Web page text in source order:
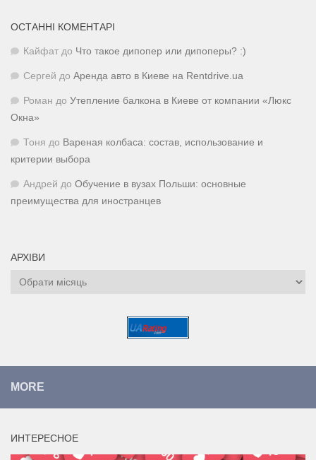
ОСТАННІ КОМЕНТАРІ
Кайфат до Что такое дипопер или дипоперы? :)
Сергей до Аренда авто в Киеве на Rentdrive.ua
Роман до Утепление балкона в Киеве от компании «Люкс
Окна»
Тоня до Вареная колбаса: состав, использование и
критерии выбора
Андрей до Обучение в вузах Польши: основные
преимущества для иностранцев
АРХІВИ
Архіви
MORE
ИНТЕРЕСНОЕ